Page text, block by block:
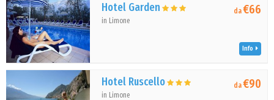
Hotel Garden
in Limone
da€66
Info
Hotel Ruscello
in Limone
da€90